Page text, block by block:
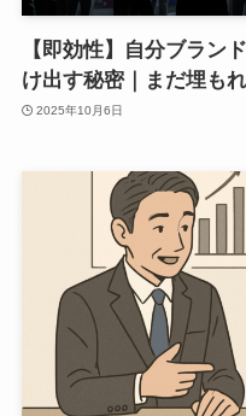
【即効性】自分ブラン
け出す秘密｜まだ埋も
2025年10月6日